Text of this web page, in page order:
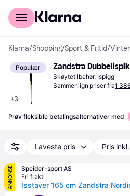
For kunder
Klarna/Shopping/Sport & Fritid/
Populær
+3
Zandstra
Skøytetilbehør, Ispigg
Sammenlign priser fra1
Prøv fleksible betalingsalternativer med
Laveste pris Pris
ANNONSE
Speider-sport AS
Fri frakt